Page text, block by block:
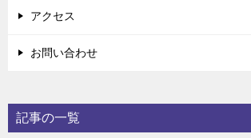
アクセス
お問い合わせ
記事の一覧